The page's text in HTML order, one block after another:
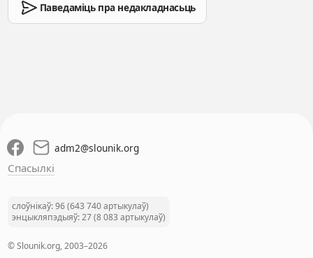
Паведаміць пра недакладнасьць
adm2@slounik.org
Спасылкі
слоўнікаў: 96 (643 740 артыкулаў)
энцыкляпэдыяў: 27 (8 083 артыкулаў)
© Slounik.org, 2003–2026